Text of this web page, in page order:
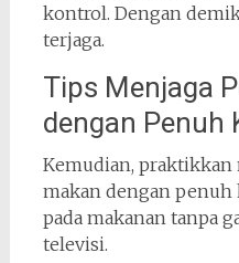
kontrol. Dengan
terjaga.
Tips Menjaga
dengan Penuh
Kemudian,
makan dengan penuh
pada makanan tanpa
televisi.